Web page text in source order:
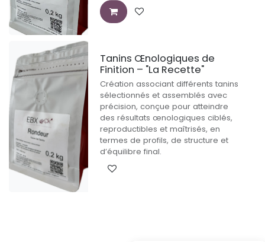
Tanins Œnologiques de
Finition – "La Recette"
Création associant différents tanins
sélectionnés et assemblés avec
précision, conçue pour atteindre
des résultats œnologiques ciblés,
reproductibles et maîtrisés, en
termes de profils, de structure et
d’équilibre final.